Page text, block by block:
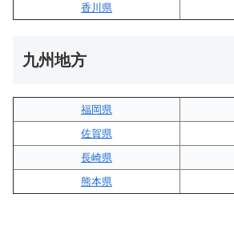
香川県
九州地方
福岡県
佐賀県
長崎県
熊本県